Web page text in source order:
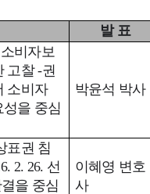
발 표
비자보
고찰-권
소비자
을 중심
박윤석 박사
표권 침
2. 26. 선
을 중심
이혜영 변호
사